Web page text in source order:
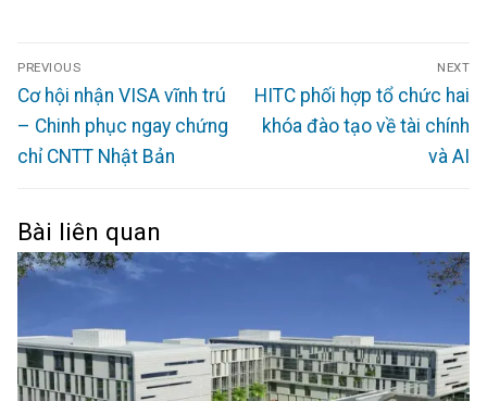
PREVIOUS
Cơ hội nhận VISA vĩnh trú
– Chinh phục ngay chứng
chỉ CNTT Nhật Bản
NEXT
HITC phối hợp tổ chức hai
khóa đào tạo về tài chính
và AI
Bài liên quan